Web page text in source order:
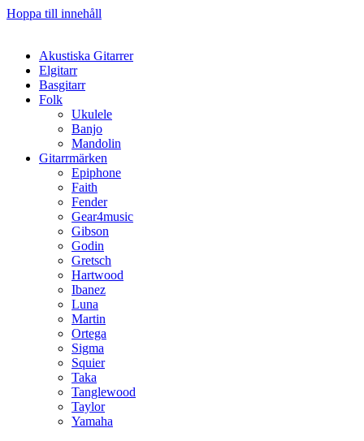
Hoppa till innehåll
Akustiska Gitarrer
Elgitarr
Basgitarr
Folk
Ukulele
Banjo
Mandolin
Gitarrmärken
Epiphone
Faith
Fender
Gear4music
Gibson
Godin
Gretsch
Hartwood
Ibanez
Luna
Martin
Ortega
Sigma
Squier
Taka
Tanglewood
Taylor
Yamaha